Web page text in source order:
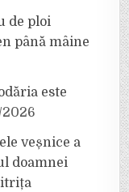
de ploi
până mâine
este
veșnice a
doamnei